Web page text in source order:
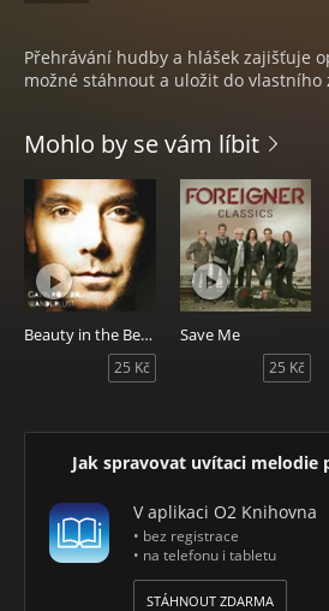
Přehrávání hudby a hlášek zajišťuje
možné stáhnout a uložit do vlastního
Mohlo by se vám líbit
Beauty in the Beast
25 Kč
Save Me
25 Kč
Jak spravovat uvítaci melodie
V aplikaci O2 Knihovna
• bez registrace
• na telefonu i tabletu
STÁHNOUT ZDARMA